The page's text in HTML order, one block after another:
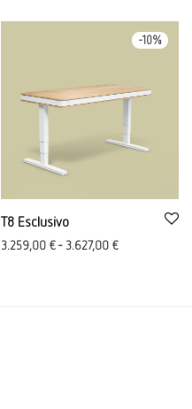
-10%
T8 Esclusivo
3.259,00 €- 3.627,00 €